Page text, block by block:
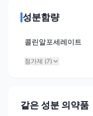
성분함량
콜린알포세레이트
첨가제 (7)
같은 성분 의약품